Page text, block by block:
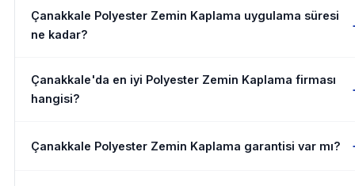
Çanakkale Polyester Zemin Kaplama uygulama süresi
ne kadar?
Çanakkale'da en iyi Polyester Zemin Kaplama firması
hangisi?
Çanakkale Polyester Zemin Kaplama garantisi var mı?